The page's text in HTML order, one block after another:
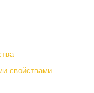
свойствами